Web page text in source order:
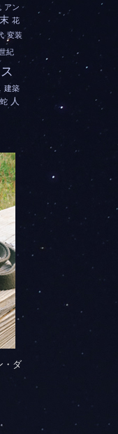
アン
花
変装
紀
建築
蛇 人
・ダ